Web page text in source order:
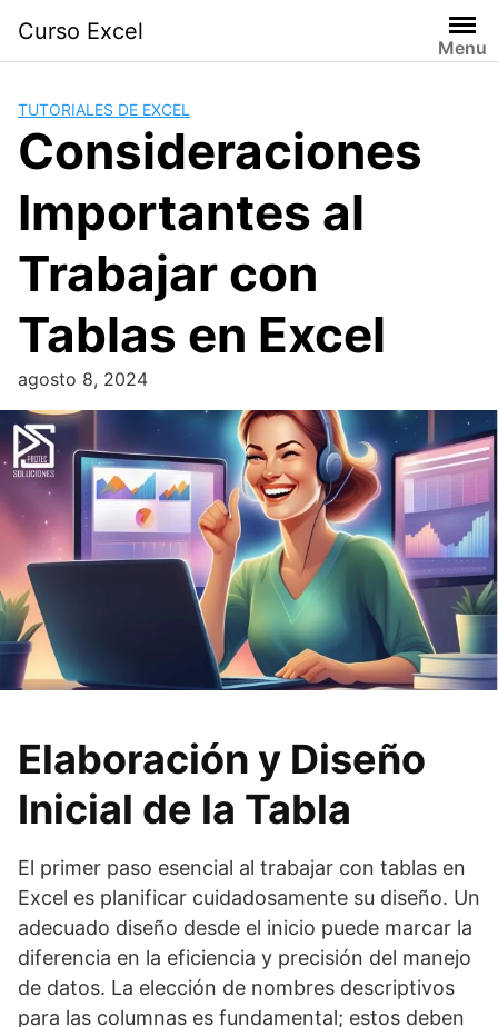
content
Curso Excel
Menu
TUTORIALES DE EXCEL
Consideraciones
Importantes al
Trabajar con
Tablas en Excel
agosto 8, 2024
Elaboración y Diseño
Inicial de la Tabla
El primer paso esencial al trabajar con tablas en
Excel es planificar cuidadosamente su diseño. Un
adecuado diseño desde el inicio puede marcar la
diferencia en la eficiencia y precisión del manejo
de datos. La elección de nombres descriptivos
para las columnas es fundamental; estos deben